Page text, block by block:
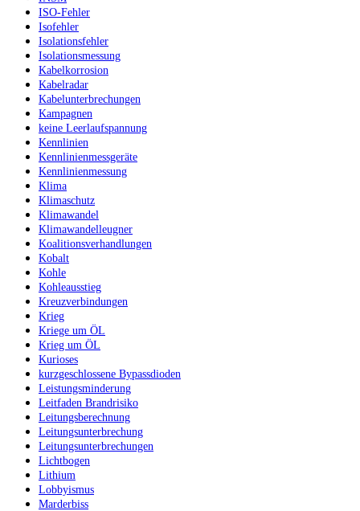
ISO-Fehler
Isofehler
Isolationsfehler
Isolationsmessung
Kabelkorrosion
Kabelradar
Kabelunterbrechungen
Kampagnen
keine Leerlaufspannung
Kennlinien
Kennlinienmessgeräte
Kennlinienmessung
Klima
Klimaschutz
Klimawandel
Klimawandelleugner
Koalitionsverhandlungen
Kobalt
Kohle
Kohleausstieg
Kreuzverbindungen
Krieg
Kriege um ÖL
Krieg um ÖL
Kurioses
kurzgeschlossene Bypassdioden
Leistungsminderung
Leitfaden Brandrisiko
Leitungsberechnung
Leitungsunterbrechung
Leitungsunterbrechungen
Lichtbogen
Lithium
Lobbyismus
Marderbiss